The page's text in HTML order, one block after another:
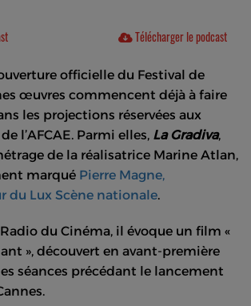
Télécharger le podcast
officielle du Festival de
œuvres commencent déjà à faire
les projections réservées aux
l’AFCAE. Parmi elles, La Gradiva,
de la réalisatrice Marine Atlan,
marqué Pierre Magne,
du Lux Scène nationale.
du Cinéma, il évoque un film «
», découvert en avant-première
séances précédant le lancement